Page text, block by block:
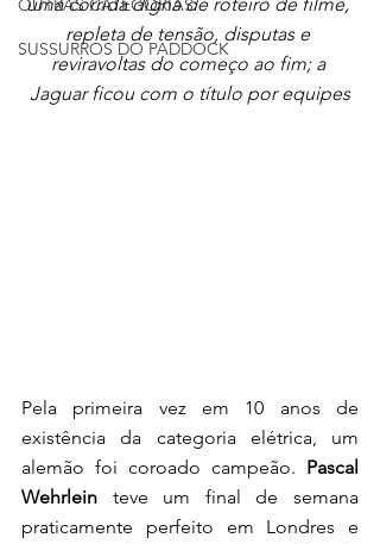
OUTRAS CATEGORIAS
SUSSURROS DO PADDOCK
repleta de tensão, disputas e
reviravoltas do começo ao fim; a
Jaguar ficou com o título por equipes
Pela primeira vez em 10 anos de
existência da categoria elétrica, um
alemão foi coroado campeão. Pascal
Wehrlein teve um final de semana
praticamente perfeito em Londres e